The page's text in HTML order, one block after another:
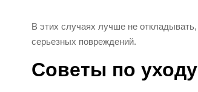
В этих случаях лучше не
серьезных повреждений.
Советы по